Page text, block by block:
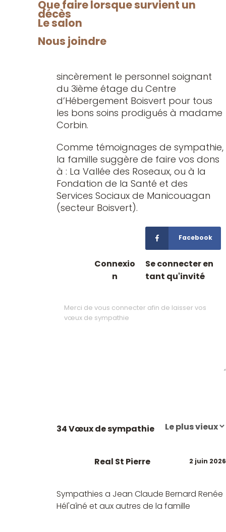
Que faire lorsque survient un
décès
Le salon
Nous joindre
Mariette, Fernande, Solange, Nicole,
Richard et Michel, ses beaux-frères et
belles-sœurs, ses neveux et nièces,
ainsi que d’autres parents et ami(e)s.
sincèrement le personnel soignant
du 3ième étage du Centre
d’Hébergement Boisvert pour tous
les bons soins prodigués à madame
Corbin.
Comme témoignages de sympathie,
la famille suggère de faire vos dons
à : La Vallée des Roseaux, ou à la
Fondation de la Santé et des
Services Sociaux de Manicouagan
(secteur Boisvert).
Facebook
Connexio
n
Se connecter en
tant qu'invité
34 Vœux de sympathie
2 juin 2026
Real St Pierre
Sympathies a Jean Claude Bernard Renée
Hél'aîné et aux autres de la famille